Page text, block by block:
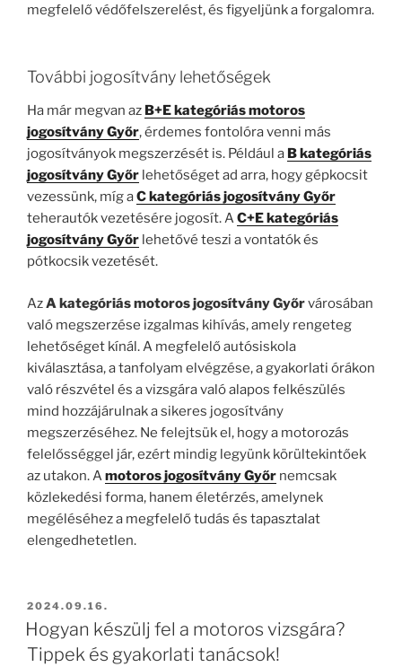
megfelelő védőfelszerelést, és figyeljünk a forgalomra.
További jogosítvány lehetőségek
Ha már megvan az B+E kategóriás motoros
jogosítvány Győr, érdemes fontolóra venni más
jogosítványok megszerzését is. Például a B kategóriás
jogosítvány Győr lehetőséget ad arra, hogy gépkocsit
vezessünk, míg aC kategóriás jogosítvány Győr
teherautók vezetésére jogosít. AC+E kategóriás
jogosítvány Győr lehetővé teszi a vontatók és
pótkocsik vezetését.
AzA kategóriás motoros jogosítvány Győrvárosában
való megszerzése izgalmas kihívás, amely rengeteg
lehetőséget kínál. A megfelelő autósiskola
kiválasztása, a tanfolyam elvégzése, a gyakorlati órákon
való részvétel és a vizsgára való alapos felkészülés
mind hozzájárulnak a sikeres jogosítvány
megszerzéséhez. Ne felejtsük el, hogy a motorozás
felelősséggel jár, ezért mindig legyünk körültekintőek
az utakon. Amotoros jogosítvány Győr nemcsak
közlekedési forma, hanem életérzés, amelynek
megéléséhez a megfelelő tudás és tapasztalat
elengedhetetlen.
BEKÜLDVE:
2024.09.16.
Hogyan készülj fel a motoros vizsgára?
Tippek és gyakorlati tanácsok!